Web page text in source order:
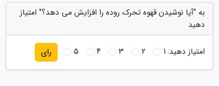
به "آیا نوشیدن قهوه تحرک روده را افزایش می دهد؟" امتیاز
دهید
امتیاز دهید:1
2
3
4
5 رای